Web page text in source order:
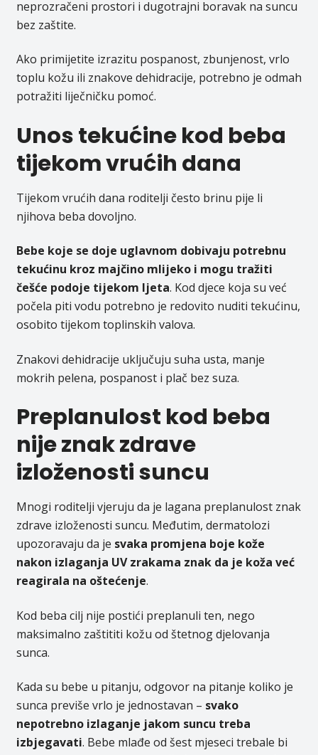
neprozračeni prostori i dugotrajni boravak na suncu
bez zaštite.
Ako primijetite izrazitu pospanost, zbunjenost, vrlo
toplu kožu ili znakove dehidracije, potrebno je odmah
potražiti liječničku pomoć.
Unos tekućine kod beba
tijekom vrućih dana
Tijekom vrućih dana roditelji često brinu pije li
njihova beba dovoljno.
Bebe koje se doje uglavnom dobivaju potrebnu
tekućinu kroz majčino mlijeko i mogu tražiti
češće podoje tijekom ljeta. Kod djece koja su već
počela piti vodu potrebno je redovito nuditi tekućinu,
osobito tijekom toplinskih valova.
Znakovi dehidracije uključuju suha usta, manje
mokrih pelena, pospanost i plač bez suza.
Preplanulost kod beba
nije znak zdrave
izloženosti suncu
Mnogi roditelji vjeruju da je lagana preplanulost znak
zdrave izloženosti suncu. Međutim, dermatolozi
upozoravaju da je svaka promjena boje kože
nakon izlaganja UV zrakama znak da je koža već
reagirala na oštećenje.
Kod beba cilj nije postići preplanuli ten, nego
maksimalno zaštititi kožu od štetnog djelovanja
sunca.
Kada su bebe u pitanju, odgovor na pitanje koliko je
sunca previše vrlo je jednostavan – svako
nepotrebno izlaganje jakom suncu treba
izbjegavati. Bebe mlađe od šest mjeseci trebale bi